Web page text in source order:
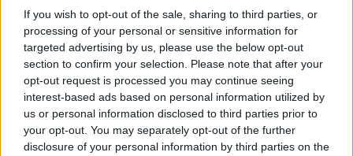
If you wish to opt-out of the sale, sharing to third parties, or
processing of your personal or sensitive information for
targeted advertising by us, please use the below opt-out
section to confirm your selection. Please note that after your
opt-out request is processed you may continue seeing
interest-based ads based on personal information utilized by
us or personal information disclosed to third parties prior to
your opt-out. You may separately opt-out of the further
disclosure of your personal information by third parties on the
20 de rețete de salate de vară fără prelucrare termică
06.08.2026